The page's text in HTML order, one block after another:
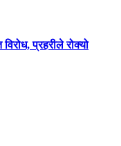
प्रहरीले रोक्यो